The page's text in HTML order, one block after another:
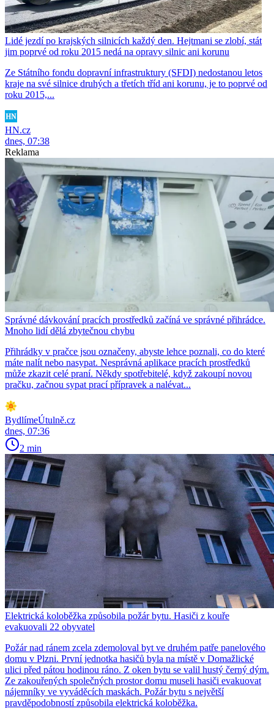
Lidé jezdí po krajských silnicích každý den. Hejtmani se zlobí, stát
jim poprvé od roku 2015 nedá na opravy silnic ani korunu
Ze Státního fondu dopravní infrastruktury (SFDI) nedostanou letos
kraje na své silnice druhých a třetích tříd ani korunu, je to poprvé od
roku 2015,...
HN.cz
dnes, 07:38
Reklama
Správné dávkování pracích prostředků začíná ve správné přihrádce.
Mnoho lidí dělá zbytečnou chybu
Přihrádky v pračce jsou označeny, abyste lehce poznali, co do které
máte nalít nebo nasypat. Nesprávná aplikace pracích prostředků
může zkazit celé praní. Někdy spotřebitelé, když zakoupí novou
pračku, začnou sypat prací přípravek a nalévat...
BydlímeÚtulně.cz
dnes, 07:36
2 min
Elektrická koloběžka způsobila požár bytu. Hasiči z kouře
evakuovali 22 obyvatel
Požár nad ránem zcela zdemoloval byt ve druhém patře panelového
domu v Plzni. První jednotka hasičů byla na místě v Domažlické
ulici před pátou hodinou ráno. Z oken bytu se valil hustý černý dým.
Ze zakouřených společných prostor domu museli hasiči evakuovat
nájemníky ve vyváděcích maskách. Požár bytu s největší
pravděpodobností způsobila elektrická koloběžka.